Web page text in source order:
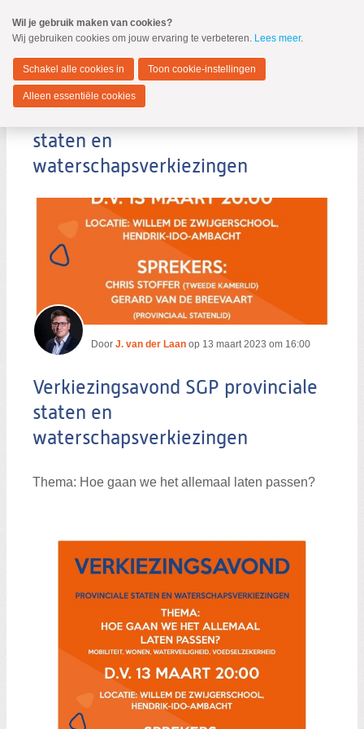
naar
Spring
de
inhoud
Spring
naar
hoofdmenu
Hendrik-Ido-Ambacht
MENU
Zoeken:
staten en
waterschapsverkiezingen
Door J. van der Laan op 13 maart 2023 om 16:00
Verkiezingsavond SGP provinciale
staten en
waterschapsverkiezingen
Thema: Hoe gaan we het allemaal laten passen?
Wil je gebruik maken van cookies?
Wij gebruiken cookies om jouw ervaring te verbeteren. Lees meer.
Schakel alle cookies in Toon cookie-instellingen
Alleen essentiële cookies